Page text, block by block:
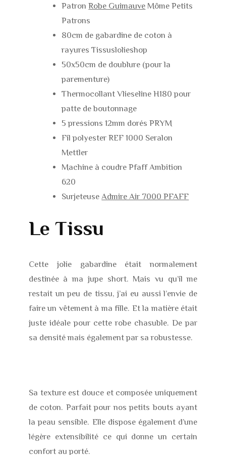
PatronRobe Guimauve Môme Petits
Patrons
80cm de gabardine de coton à
rayures Tissuslolieshop
50x50cm de doublure (pour la
parementure)
Thermocollant Vlieseline H180 pour
patte de boutonnage
5 pressions 12mm dorés PRYM
Fil polyester REF 1000 Seralon
Mettler
Machine à coudre Pfaff Ambition
620
Surjeteuse Admire Air 7000 PFAFF
Le Tissu
Cette jolie gabardine était normalement
destinée à ma jupe short. Mais vu qu’il me
restait un peu de tissu, j’ai eu aussi l’envie de
faire un vêtement à ma fille. Et la matière était
juste idéale pour cette robe chasuble. De par
sa densité mais également par sa robustesse.
Sa texture est douce et composée uniquement
de coton. Parfait pour nos petits bouts ayant
la peau sensible. Elle dispose également d’une
légère extensibilité ce qui donne un certain
confort au porté.